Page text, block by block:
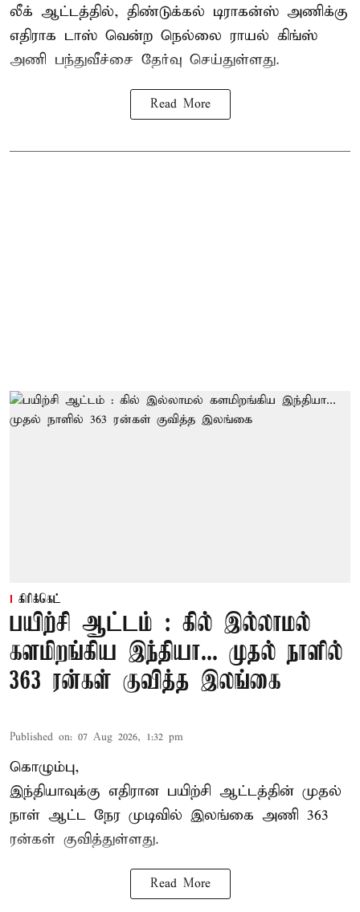
லீக் ஆட்டத்தில், திண்டுக்கல் டிராகன்ஸ் அணிக்கு
எதிராக டாஸ் வென்ற நெல்லை ராயல் கிங்ஸ்
அணி பந்துவீச்சை தேர்வு செய்துள்ளது.
Read More
கிரிக்கெட்
பயிற்சி ஆட்டம் : கில் இல்லாமல்
களமிறங்கிய இந்தியா... முதல் நாளில்
363 ரன்கள் குவித்த இலங்கை
Published on: 07 Aug 2026, 1:32 pm
கொழும்பு,
இந்தியாவுக்கு எதிரான பயிற்சி ஆட்டத்தின் முதல்
நாள் ஆட்ட நேர முடிவில் இலங்கை அணி 363
ரன்கள் குவித்துள்ளது.
Read More